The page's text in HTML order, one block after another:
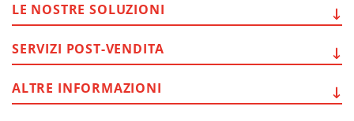
LE NOSTRE SOLUZIONI
SERVIZI POST-VENDITA
ALTRE INFORMAZIONI